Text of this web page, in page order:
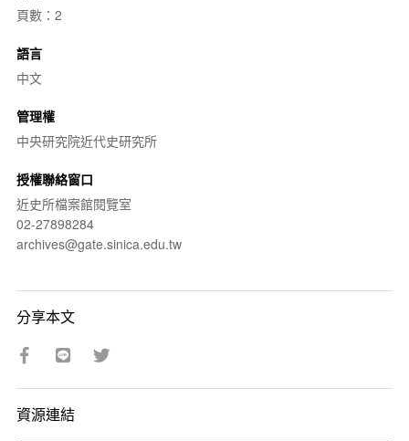
頁數：2
語言
中文
管理權
中央研究院近代史研究所
授權聯絡窗口
近史所檔案館閱覽室
02-27898284
archives@gate.sinica.edu.tw
分享本文
資源連結